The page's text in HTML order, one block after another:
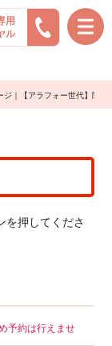
用
ル
ジ｜【アラフォー世代】聞
を押してくださ
予約は行えませ